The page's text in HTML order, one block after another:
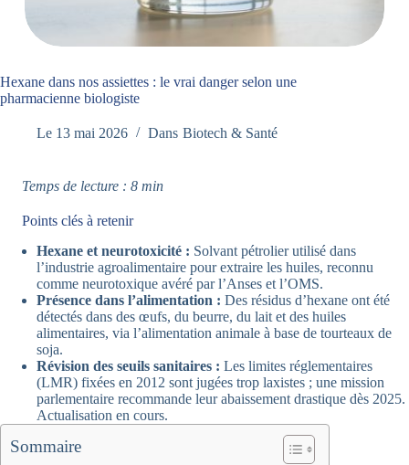
Hexane dans nos assiettes : le vrai danger selon une
pharmacienne biologiste
Le 13 mai 2026 Dans Biotech & Santé
Temps de lecture : 8 min
Points clés à retenir
Hexane et neurotoxicité : Solvant pétrolier utilisé dans
l’industrie agroalimentaire pour extraire les huiles, reconnu
comme neurotoxique avéré par l’Anses et l’OMS.
Présence dans l’alimentation : Des résidus d’hexane ont été
détectés dans des œufs, du beurre, du lait et des huiles
alimentaires, via l’alimentation animale à base de tourteaux de
soja.
Révision des seuils sanitaires : Les limites réglementaires
(LMR) fixées en 2012 sont jugées trop laxistes ; une mission
parlementaire recommande leur abaissement drastique dès 2025.
Actualisation en cours.
Sommaire